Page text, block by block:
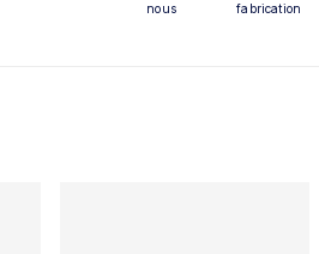
nous
fabrication